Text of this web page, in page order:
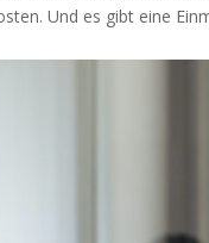
Und es gibt eine